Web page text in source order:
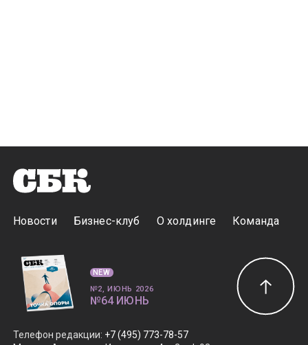
Новости Бизнес-клуб О холдинге Команда
Телефон редакции: +7 (495) 773-78-57
NEW
№2, ИЮНЬ 2026
№64 ИЮНЬ